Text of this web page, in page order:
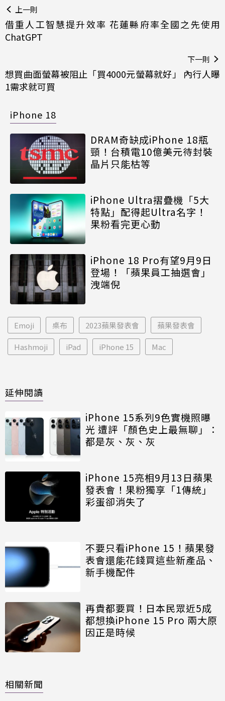
上一則
借重人工智慧提升效率 花蓮縣府率全國之先使用
ChatGPT
下一則
想買曲面螢幕被阻止「買4000元螢幕就好」 內行人曝
1需求就可買
iPhone 18
DRAM奇缺成iPhone 18瓶
頸！台積電10億美元待封裝
晶片只能枯等
iPhone Ultra摺疊機「5大
特點」配得起Ultra名字！
果粉看完更心動
iPhone 18 Pro有望9月9日
登場！「蘋果員工抽選會」
洩端倪
Emoji 桌布 2023蘋果發表會 蘋果發表會
Hashmoji iPad iPhone 15 Mac
延伸閱讀
iPhone 15系列9色實機照曝
光 遭評「顏色史上最無聊」：
都是灰、灰、灰
iPhone 15亮相9月13日蘋果
發表會！果粉獨享「1傳統」
彩蛋卻消失了
不要只看iPhone 15！蘋果發
表會還能花錢買這些新產品、
新手機配件
再貴都要買！日本民眾近5成
都想換iPhone 15 Pro 兩大原
因正是時候
相關新聞